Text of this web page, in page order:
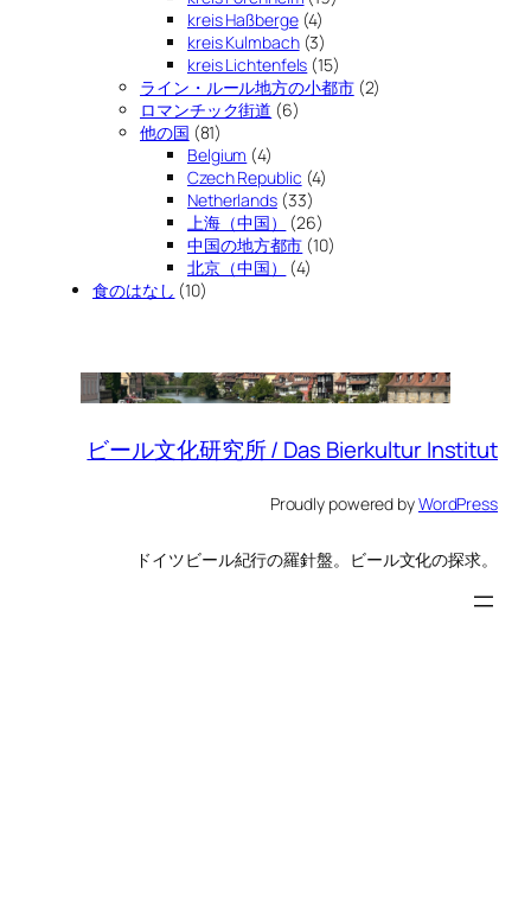
kreis Haßberge(4)
kreis Kulmbach(3)
kreis Lichtenfels (15)
ライン・ルール地方の小都市(2)
ロマンチック街道 (6)
他の国 (81)
Belgium (4)
Czech Republic (4)
Netherlands(33)
上海（中国）
(26)
中国の地方都市 (10)
北京（中国）
(4)
食のはなし (10)
ビール文化研究所 / Das Bierkultur Institut
Proudly powered byWordPress
ドイツビール紀行の羅針盤。ビール文化の探求。